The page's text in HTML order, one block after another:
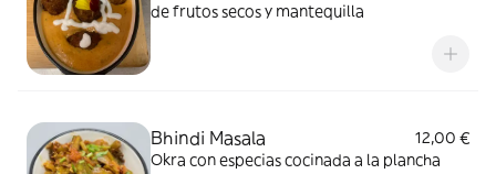
de frutos secos y mantequilla
Bhindi Masala
12,00 €
Okra con especias cocinada a la plancha